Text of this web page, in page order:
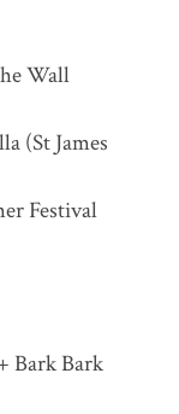
Wall
(St James
Festival
Bark Bark